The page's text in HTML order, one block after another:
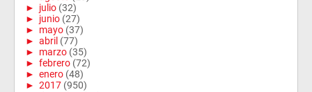
► julio (32)
► junio (27)
► mayo (37)
► abril (77)
► marzo (35)
► febrero (72)
► enero (48)
► 2017 (950)